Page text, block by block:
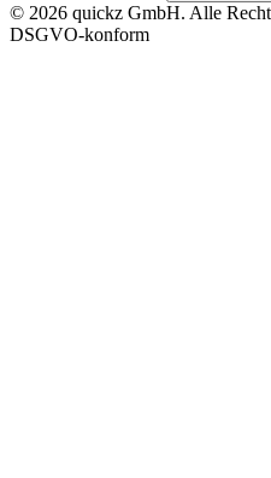
© 2026 quickz GmbH. Alle
DSGVO-konform